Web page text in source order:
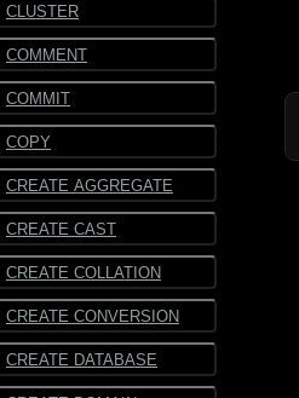
CLUSTER
COMMENT
COMMIT
COPY
CREATE AGGREGATE
CREATE CAST
CREATE COLLATION
CREATE CONVERSION
CREATE DATABASE